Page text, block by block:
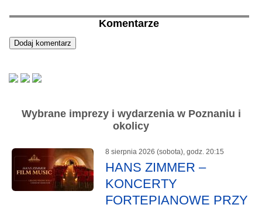
Komentarze
Wybrane imprezy i wydarzenia w Poznaniu i
okolicy
8 sierpnia 2026 (sobota), godz. 20:15
HANS ZIMMER –
KONCERTY
FORTEPIANOWE PRZY